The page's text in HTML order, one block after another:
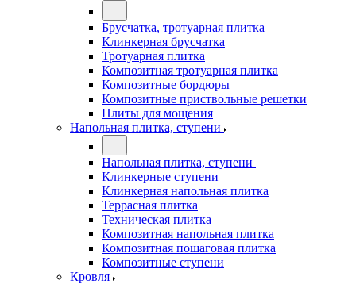
Брусчатка, тротуарная плитка
Клинкерная брусчатка
Тротуарная плитка
Композитная тротуарная плитка
Композитные бордюры
Композитные приствольные решетки
Плиты для мощения
Напольная плитка, ступени
Напольная плитка, ступени
Клинкерные ступени
Клинкерная напольная плитка
Террасная плитка
Техническая плитка
Композитная напольная плитка
Композитная пошаговая плитка
Композитные ступени
Кровля